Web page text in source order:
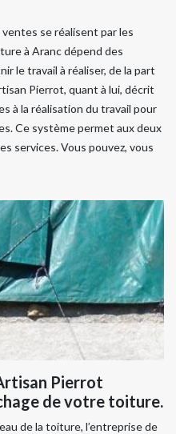
se réalisent par les
à Aranc dépend des
le travail à réaliser, de la part
Pierrot, quant à lui, décrit
à la réalisation du travail pour
Ce système permet aux deux
services. Vous pouvez, vous
Pierrot
de votre toiture.
de la toiture, l’entreprise de